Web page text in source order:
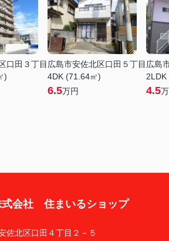
口田３丁目
)
広島市安佐北区口田５丁目
4DK (71.64㎡)
6.5万円
広島
2LDK
4.5
式会社 住まいるショップ
佐北区口田４丁目２－５